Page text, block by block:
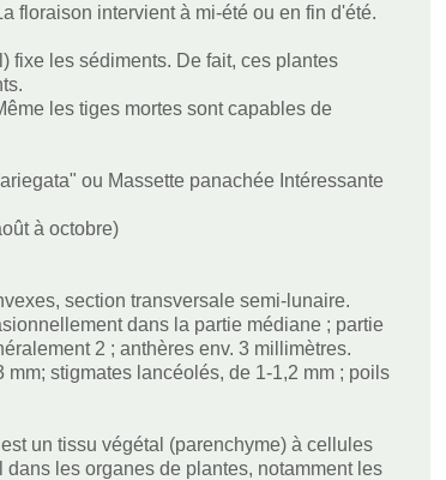
floraison intervient à mi-été ou en fin d'été.
fixe les sédiments. De fait, ces plantes
les tiges mortes sont capables de
ou Massette panachée Intéressante
à octobre)
section transversale semi-lunaire.
dans la partie médiane ; partie
2 ; anthères env. 3 millimètres.
stigmates lancéolés, de 1-1,2 mm ; poils
un tissu végétal (parenchyme) à cellules
les organes de plantes, notamment les